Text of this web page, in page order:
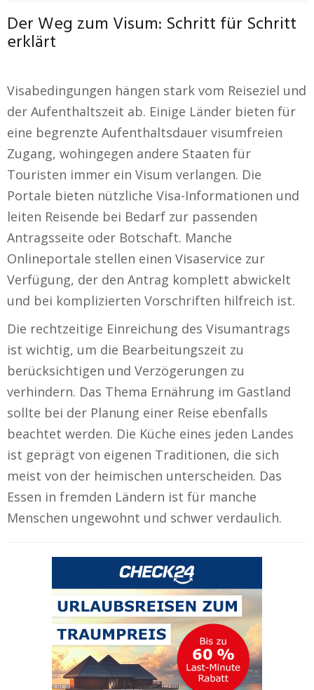
Der Weg zum Visum: Schritt für Schritt
erklärt
Visabedingungen hängen stark vom Reiseziel und
der Aufenthaltszeit ab. Einige Länder bieten für
eine begrenzte Aufenthaltsdauer visumfreien
Zugang, wohingegen andere Staaten für
Touristen immer ein Visum verlangen. Die
Portale bieten nützliche Visa-Informationen und
leiten Reisende bei Bedarf zur passenden
Antragsseite oder Botschaft. Manche
Onlineportale stellen einen Visaservice zur
Verfügung, der den Antrag komplett abwickelt
und bei komplizierten Vorschriften hilfreich ist.
Die rechtzeitige Einreichung des Visumantrags
ist wichtig, um die Bearbeitungszeit zu
berücksichtigen und Verzögerungen zu
verhindern. Das Thema Ernährung im Gastland
sollte bei der Planung einer Reise ebenfalls
beachtet werden. Die Küche eines jeden Landes
ist geprägt von eigenen Traditionen, die sich
meist von der heimischen unterscheiden. Das
Essen in fremden Ländern ist für manche
Menschen ungewohnt und schwer verdaulich.